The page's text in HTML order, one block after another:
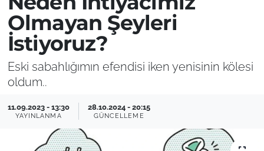
Olmayan Şeyleri
İstiyoruz?
Eski sabahlığımın efendisi iken yenisinin kölesi
oldum..
11.09.2023 - 13:30
YAYINLANMA
28.10.2024 - 20:15
GÜNCELLEME